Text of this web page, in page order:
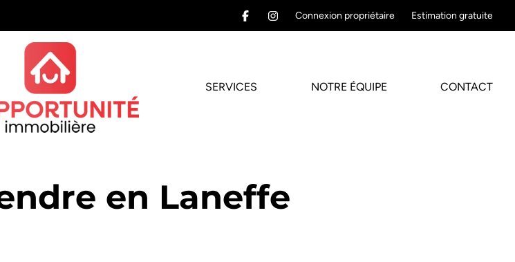
Connexion propriétaire Estimation gratuite
SERVICES NOTRE ÉQUIPE CONTACT
en Laneffe